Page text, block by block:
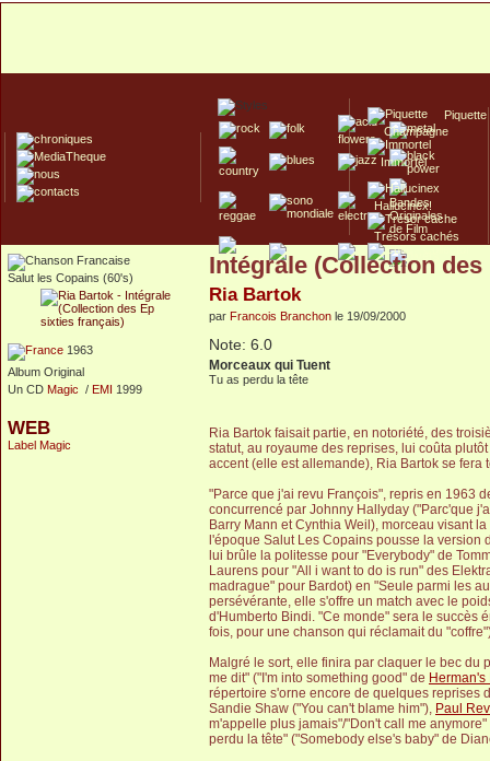
Piquette
Champagne
Immortel
Hallucinex!
Trésors cachés
Culte/Collector
Salut les Copains (60's)
1963
Album Original
Un CD Magic / EMI 1999
WEB
Label Magic
Intégrale (Collection
Ria Bartok
par Francois Branchon le 19/09/2000
Note: 6.0
Morceaux qui Tuent
Tu as perdu la tête
Ria Bartok faisait partie, en notoriété, des
statut, au royaume des reprises, lui coûta
accent (elle est allemande), Ria Bartok se
"Parce que j'ai revu François", repris en 1963
concurrencé par Johnny Hallyday ("Parc'que
Barry Mann et Cynthia Weil), morceau visant
l'époque Salut Les Copains pousse la
lui brûle la politesse pour "Everybody" de
Laurens pour "All i want to do is run" des
madrague" pour Bardot) en "Seule parmi les
persévérante, elle s'offre un match avec le
d'Humberto Bindi. "Ce monde" sera le succès
fois, pour une chanson qui réclamait du
Malgré le sort, elle finira par claquer le bec du
me dit" ("I'm into something good" de Herman's
répertoire s'orne encore de quelques reprises
Sandie Shaw ("You can't blame him"), Paul
m'appelle plus jamais"/"Don't call me
perdu la tête" ("Somebody else's baby" de